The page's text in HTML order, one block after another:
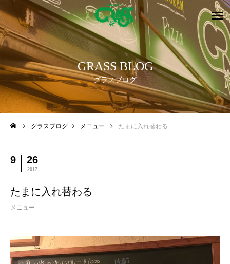
GRASS BLOG
グラスブログ
グラスブログ メニュー たまに入れ替わる
9 26
2017
たまに入れ替わる
メニュー